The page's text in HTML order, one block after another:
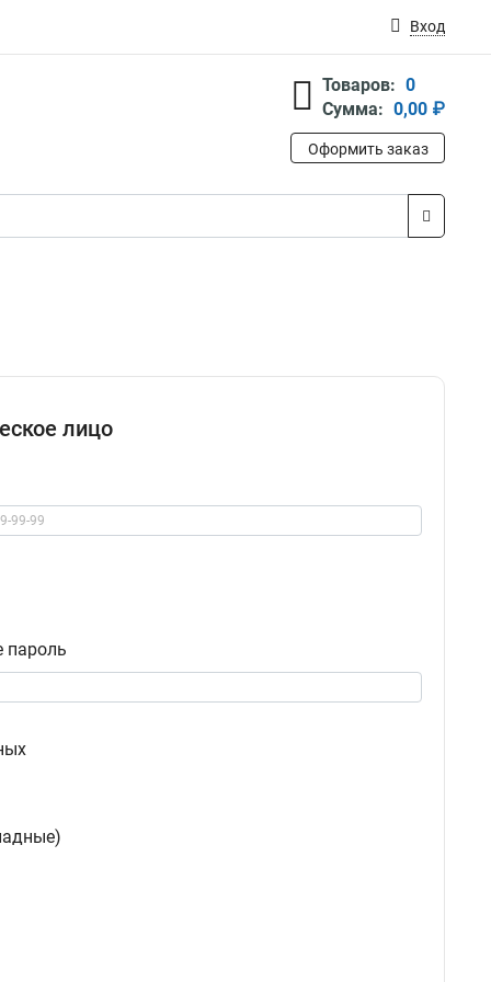
Вход
Товаров: 0
Сумма: 0,00 ₽
Оформить заказ
лицо
пароль